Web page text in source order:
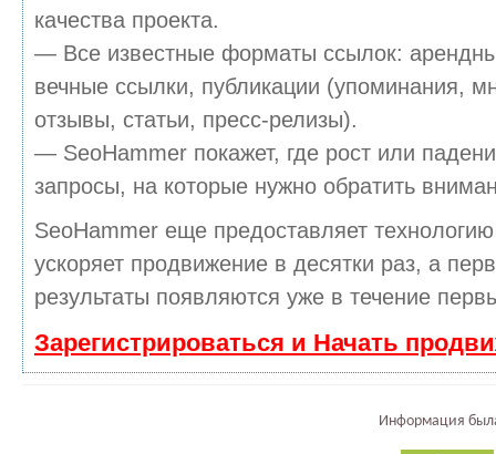
качества проекта.
— Все известные форматы ссылок:
вечные ссылки, публикации (упоминания,
отзывы, статьи, пресс-релизы).
— SeoHammer покажет, где рост или
запросы, на которые нужно обратить
SeoHammer еще предоставляет
ускоряет продвижение в десятки раз, а
результаты появляются уже в течение
Зарегистрироваться и Начать
Информация